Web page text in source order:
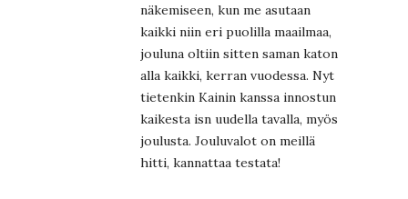
näkemiseen, kun me asutaan
kaikki niin eri puolilla maailmaa,
jouluna oltiin sitten saman katon
alla kaikki, kerran vuodessa. Nyt
tietenkin Kainin kanssa innostun
kaikesta isn uudella tavalla, myös
joulusta. Jouluvalot on meillä
hitti, kannattaa testata!